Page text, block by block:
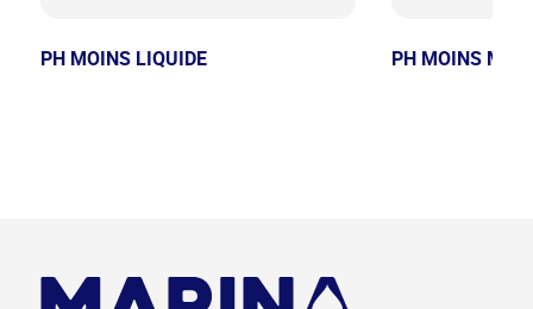
PH MOINS LIQUIDE PH MOINS